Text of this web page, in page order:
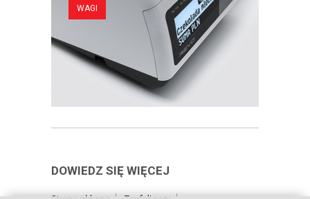
WAGI
DOWIEDZ SIĘ WIĘCEJ